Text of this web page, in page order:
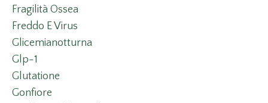
Fragilità Ossea
Freddo E Virus
Glicemianotturna
Glp-1
Glutatione
Gonfiore